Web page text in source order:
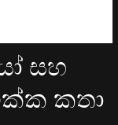
සහ
කතා